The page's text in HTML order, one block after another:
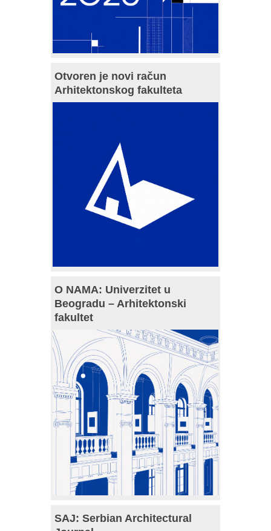
Otvoren je novi račun
Arhitektonskog fakulteta
O NAMA: Univerzitet u
Beogradu – Arhitektonski
fakultet
SAJ: Serbian Architectural